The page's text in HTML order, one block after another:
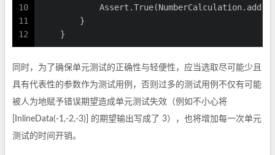
10
11
12
        }
    }
同时，为了确保单元测试的正确性与轻便性，应当选取尽可能少且
具有代表性的参数作为测试用例，否则过多的测试用例不仅有可能
被人为地赋予错误期望造成单元测试失效（例如不小心将
[InlineData(-1,-2,-3)] 的期望输出写成了 3），也将增加每一次单元
测试的时间开销。